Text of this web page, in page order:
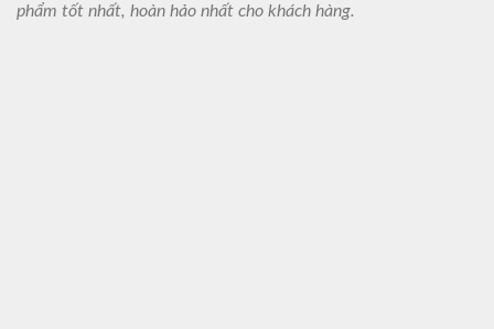
phẩm tốt nhất, hoàn hảo nhất cho khách hàng.